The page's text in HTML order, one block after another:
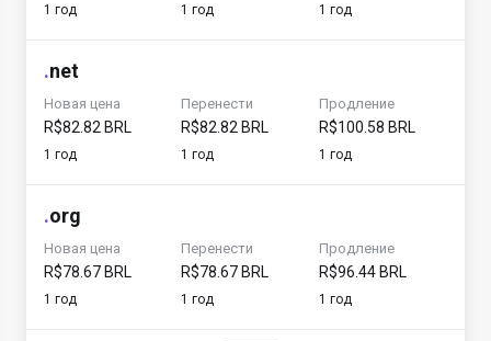
1 год 1 год 1 год
.net
Новая цена
R$82.82 BRL
1 год
Перенести
R$82.82 BRL
1 год
Продление
R$100.58 BRL
1 год
.org
Новая цена
R$78.67 BRL
1 год
Перенести
R$78.67 BRL
1 год
Продление
R$96.44 BRL
1 год